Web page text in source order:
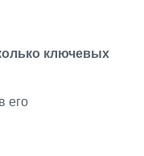
ключевых
его